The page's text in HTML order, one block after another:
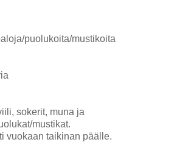
puolukoita/mustikoita
sokerit, muna ja
mustikat.
vuokaan taikinan päälle.